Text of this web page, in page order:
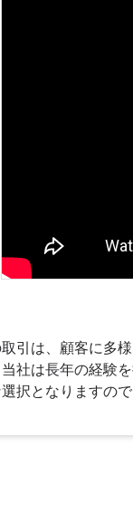
引は、顧客に多
社は長年の経験
択となりますの